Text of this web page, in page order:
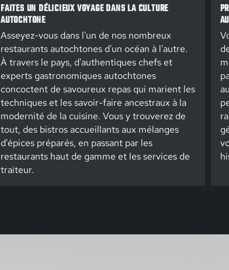
FAITES UN DÉLICIEUX VOYAGE DANS LA CULTURE
AUTOCHTONE
Asseyez-vous dans l'un de nos nombreux
restaurants autochtones d'un océan à l'autre.
À travers le pays, d'authentiques chefs et
experts gastronomiques autochtones
concoctent de savoureux repas qui marient les
techniques et les savoir-faire ancestraux à la
modernité de la cuisine. Vous y trouverez de
tout, des bistros accueillants aux mélanges
d'épices préparés, en passant par les
restaurants haut de gamme et les services de
traiteur.